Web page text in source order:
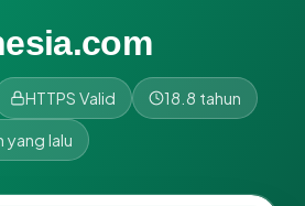
HTTPS Valid 18.8 tahun
yang lalu